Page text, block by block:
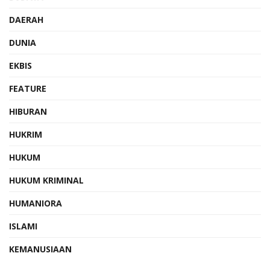
DAERAH
DUNIA
EKBIS
FEATURE
HIBURAN
HUKRIM
HUKUM
HUKUM KRIMINAL
HUMANIORA
ISLAMI
KEMANUSIAAN